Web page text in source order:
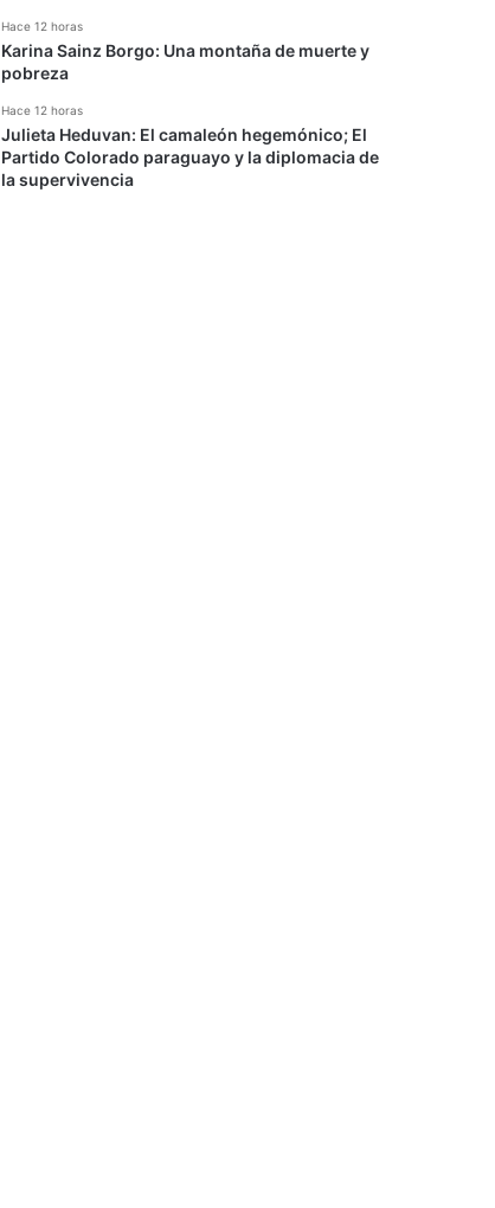
Hace 12 horas
Karina Sainz Borgo: Una montaña de muerte y
pobreza
Hace 12 horas
Julieta Heduvan: El camaleón hegemónico; El
Partido Colorado paraguayo y la diplomacia de
la supervivencia